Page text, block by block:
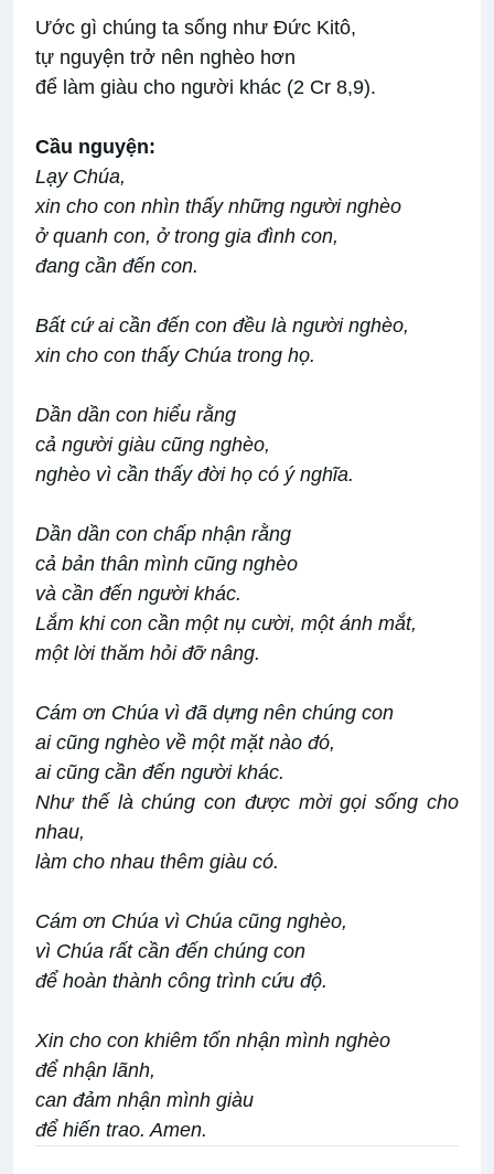
Ước gì chúng ta sống như Đức Kitô,
tự nguyện trở nên nghèo hơn
để làm giàu cho người khác (2 Cr 8,9).
Cầu nguyện:
Lạy Chúa,
xin cho con nhìn thấy những người nghèo
ở quanh con, ở trong gia đình con,
đang cần đến con.
Bất cứ ai cần đến con đều là người nghèo,
xin cho con thấy Chúa trong họ.
Dần dần con hiểu rằng
cả người giàu cũng nghèo,
nghèo vì cần thấy đời họ có ý nghĩa.
Dần dần con chấp nhận rằng
cả bản thân mình cũng nghèo
và cần đến người khác.
Lắm khi con cần một nụ cười, một ánh mắt,
một lời thăm hỏi đỡ nâng.
Cám ơn Chúa vì đã dựng nên chúng con
ai cũng nghèo về một mặt nào đó,
ai cũng cần đến người khác.
Như thế là chúng con được mời gọi sống cho
nhau,
làm cho nhau thêm giàu có.
Cám ơn Chúa vì Chúa cũng nghèo,
vì Chúa rất cần đến chúng con
để hoàn thành công trình cứu độ.
Xin cho con khiêm tốn nhận mình nghèo
để nhận lãnh,
can đảm nhận mình giàu
để hiến trao. Amen.